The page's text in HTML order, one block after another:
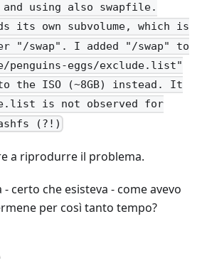
using also swapfile.
its own subvolume, which is
"/swap". I added "/swap" to
eggs/exclude.list"
the ISO (~8GB) instead. It
is not observed for
(?!)
a riprodurre il problema.
certo che esisteva - come avevo
per così tanto tempo?